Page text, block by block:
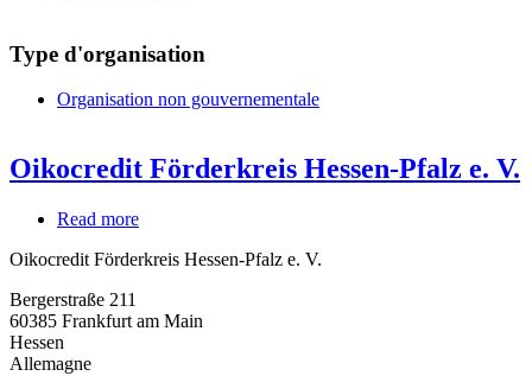
Type d'organisation
Organisation non gouvernementale
Oikocredit Förderkreis Hessen-Pfalz e. V.
Read more
Förderkreis
e.
Oikocredit Förderkreis Hessen-Pfalz e. V.
Bergerstraße 211
60385 Frankfurt am Main
Hessen
Allemagne